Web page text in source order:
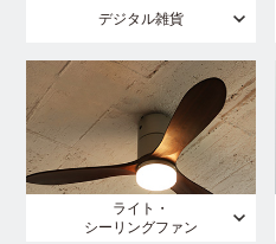
デジタル雑貨
ライト・
シーリングファン